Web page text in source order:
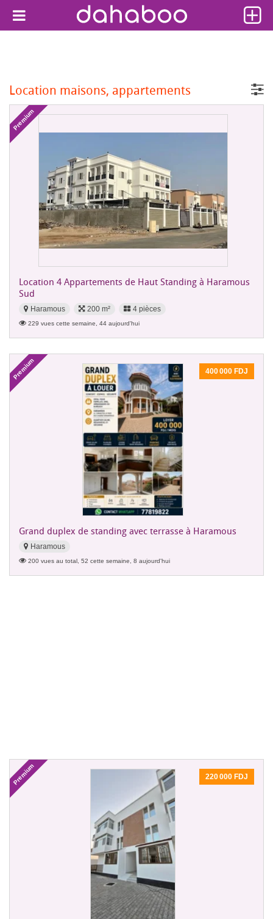
Location maisons, appartements
Premium
Location 4 Appartements de Haut Standing à Haramous
Sud
Haramous 200 m² 4 pièces
229 vues cette semaine, 44 aujourd'hui
Premium 400 000 FDJ
Grand duplex de standing avec terrasse à Haramous
Haramous
200 vues au total, 52 cette semaine, 8 aujourd'hui
Premium 220 000 FDJ